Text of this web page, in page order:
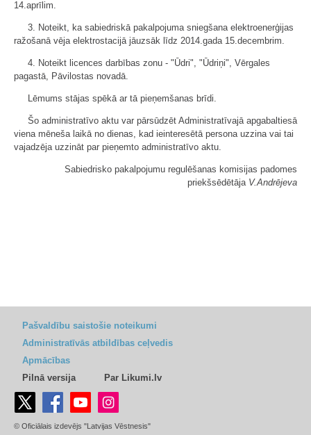
14.aprīlim.
3. Noteikt, ka sabiedriskā pakalpojuma sniegšana elektroenerģijas
ražošanā vēja elektrostacijā jāuzsāk līdz 2014.gada 15.decembrim.
4. Noteikt licences darbības zonu - "Ūdri", "Ūdriņi", Vērgales
pagastā, Pāvilostas novadā.
Lēmums stājas spēkā ar tā pieņemšanas brīdi.
Šo administratīvo aktu var pārsūdzēt Administratīvajā apgabaltiesā
viena mēneša laikā no dienas, kad ieinteresētā persona uzzina vai tai
vajadzēja uzzināt par pieņemto administratīvo aktu.
Sabiedrisko pakalpojumu regulēšanas komisijas padomes
priekšsēdētāja V.Andrējeva
Pašvaldību saistošie noteikumi
Administratīvās atbildības ceļvedis
Apmācības
Pilnā versija
Par Likumi.lv
© Oficiālais izdevējs "Latvijas Vēstnesis"